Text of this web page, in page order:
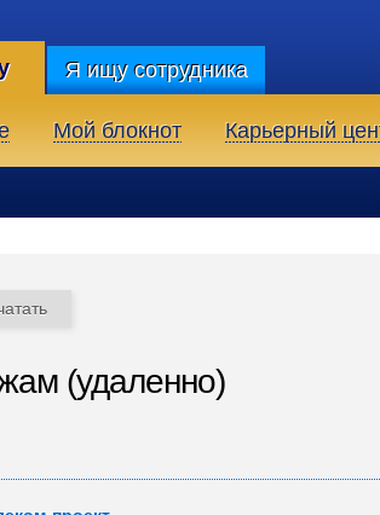
Я ищу сотрудника
Мой блокнот Карьерный
(удаленно)